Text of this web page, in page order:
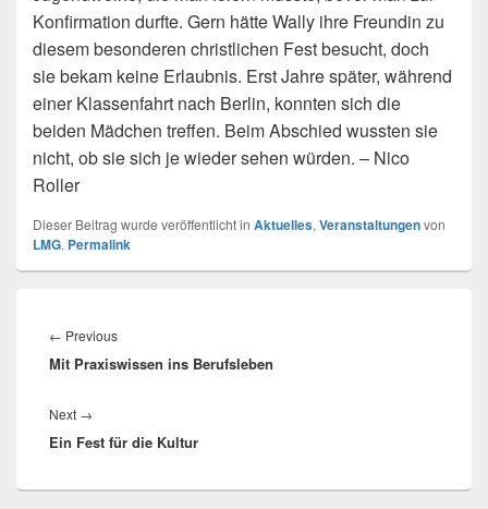
Konfirmation durfte. Gern hätte Wally ihre Freundin zu
diesem besonderen christlichen Fest besucht, doch
sie bekam keine Erlaubnis. Erst Jahre später, während
einer Klassenfahrt nach Berlin, konnten sich die
beiden Mädchen treffen. Beim Abschied wussten sie
nicht, ob sie sich je wieder sehen würden. – Nico
Roller
Dieser Beitrag wurde veröffentlicht in Aktuelles, Veranstaltungenvon
LMG. Permalink
← PreviousPrevious
post:
Mit Praxiswissen ins Berufsleben
Next →
post:
Ein Fest für die Kultur